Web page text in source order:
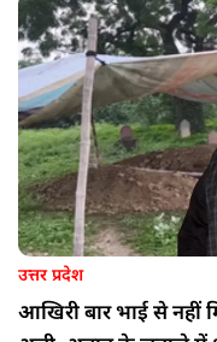
जनाधिकार महासभा के
उत्तर प्रदेश
आखिरी बार भाई से नहीं